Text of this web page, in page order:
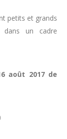
petits et grands
un cadre
août 2017 de